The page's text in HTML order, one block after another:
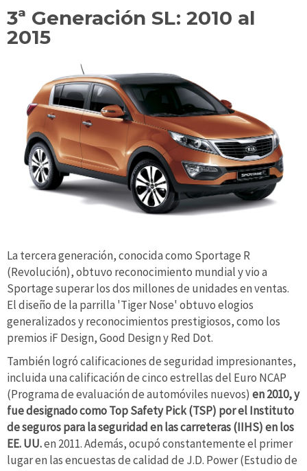
3ª Generación SL: 2010 al
2015
La tercera generación, conocida como Sportage R
(Revolución), obtuvo reconocimiento mundial y vio a
Sportage superar los dos millones de unidades en ventas.
El diseño de la parrilla 'Tiger Nose' obtuvo elogios
generalizados y reconocimientos prestigiosos, como los
premios iF Design, Good Design y Red Dot.
También logró calificaciones de seguridad impresionantes,
incluida una calificación de cinco estrellas del Euro NCAP
(Programa de evaluación de automóviles nuevos) en 2010, y
fue designado como Top Safety Pick (TSP) por el Instituto
de seguros para la seguridad en las carreteras (IIHS) en los
EE. UU.en 2011. Además, ocupó constantemente el primer
lugar en las encuestas de calidad de J.D. Power (Estudio de